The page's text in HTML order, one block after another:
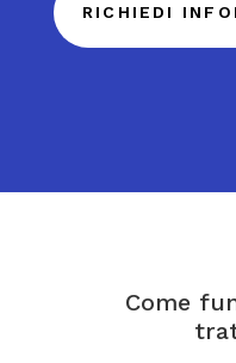
RICHIEDI
Come